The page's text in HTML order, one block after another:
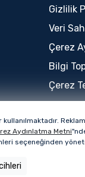
Gizlilik
Veri
Çerez
Bilgi
Çerez
Aydınlatma Metni
seçeneğinden